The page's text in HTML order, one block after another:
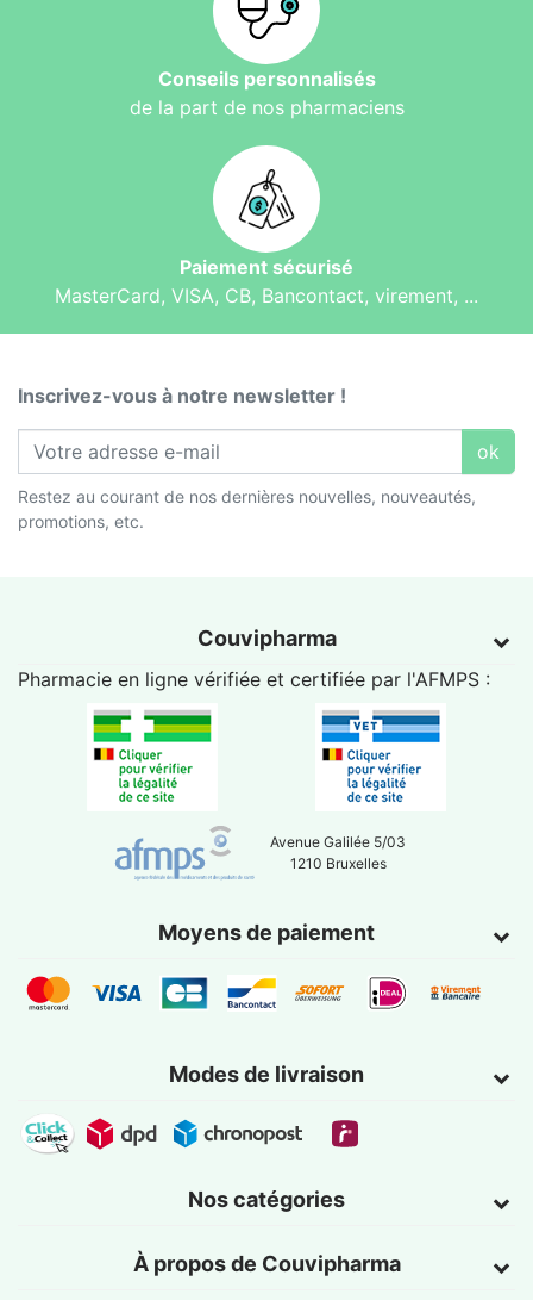
Conseils personnalisés
de la part de nos pharmaciens
Paiement sécurisé
MasterCard, VISA, CB, Bancontact, virement, ...
Inscrivez-vous à notre newsletter !
ok
Restez au courant de nos dernières nouvelles, nouveautés,
promotions, etc.
Couvipharma
Pharmacie en ligne vérifiée et certifiée par l'AFMPS :
Avenue Galilée 5/03
1210 Bruxelles
Moyens de paiement
Modes de livraison
Nos catégories
À propos de Couvipharma